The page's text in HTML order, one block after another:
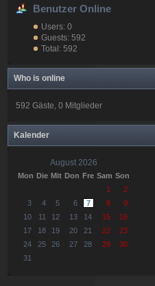
Benutzer Online
Users: 0
Guests: 592
Total: 592
Who is online
592 Gäste, 0 Mitglieder
Kalender
August 2026
Mon Die Mit Don Fre Sam Son
1
2
3
4 5 6 7 8
9
10
11 12 13 14 15
16
17
18 19 20 21 22
23
24
25 26 27 28 29
30
31